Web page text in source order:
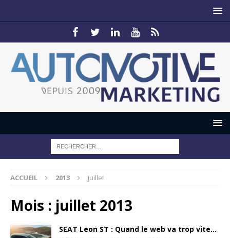
ACCUEIL 2013 juillet
Mois : juillet 2013
SEAT Leon ST : Quand le web va trop vite…